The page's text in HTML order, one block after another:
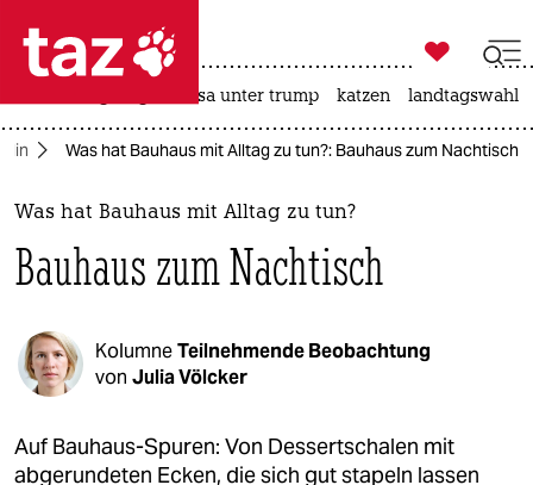
 taz zahl ich
taz zahl ich
themen
politik
öko
gesellschaft
kultur

taz zahl ich
usa unter trump katzen landtagswahl
Was hat Bauhaus mit Alltag zu tun?: Bauhaus zum Nachtisch
Was hat Bauhaus mit Alltag zu tun?
Bauhaus zum Nachtisch
KolumneTeilnehmende Beobachtung
von Julia Völcker
Auf Bauhaus-Spuren: Von Dessertschalen mit
abgerundeten Ecken, die sich gut stapeln lassen